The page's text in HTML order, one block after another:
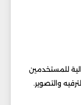
للمستخدمين
والتصوير.